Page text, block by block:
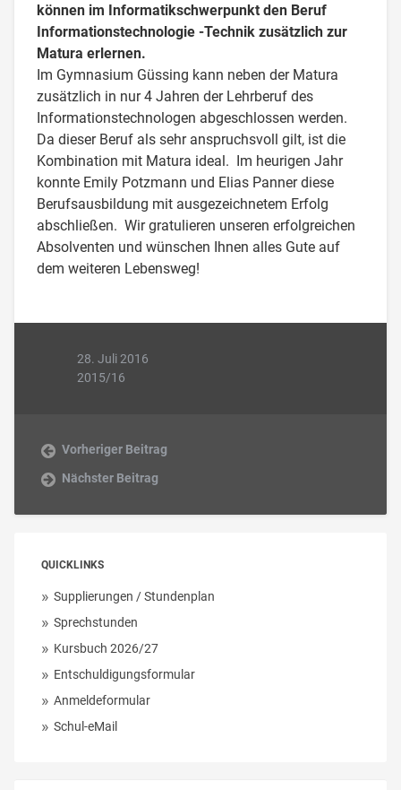
können im Informatikschwerpunkt den Beruf
Informationstechnologie -Technik zusätzlich zur
Matura erlernen.
Im Gymnasium Güssing kann neben der Matura
zusätzlich in nur 4 Jahren der Lehrberuf des
Informationstechnologen abgeschlossen werden.
Da dieser Beruf als sehr anspruchsvoll gilt, ist die
Kombination mit Matura ideal. Im heurigen Jahr
konnte Emily Potzmann und Elias Panner diese
Berufsausbildung mit ausgezeichnetem Erfolg
abschließen. Wir gratulieren unseren erfolgreichen
Absolventen und wünschen Ihnen alles Gute auf
dem weiteren Lebensweg!
28. Juli 2016
2015/16
Vorheriger Beitrag
Nächster Beitrag
QUICKLINKS
Supplierungen / Stundenplan
Sprechstunden
Kursbuch 2026/27
Entschuldigungsformular
Anmeldeformular
Schul-eMail